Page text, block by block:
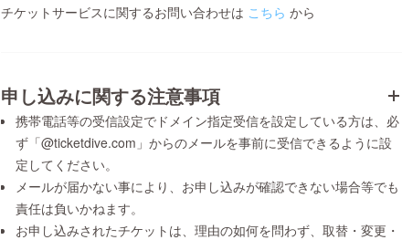
チケットサービスに関するお問い合わせは こちら から
申し込みに関する注意事項
携帯電話等の受信設定でドメイン指定受信を設定している方は、必
ず「@ticketdive.com」からのメールを事前に受信できるように設
定してください。
メールが届かない事により、お申し込みが確認できない場合等でも
責任は負いかねます。
お申し込みされたチケットは、理由の如何を問わず、取替・変更・